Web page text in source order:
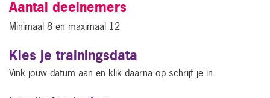
Aantal deelnemers
Minimaal 8 en maximaal 12
Kies je trainingsdata
Vink jouw datum aan en klik daarna op schrijf je in.